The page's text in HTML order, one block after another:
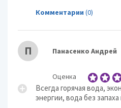
Комментарии (0)
П Панасенко Андрей
Оценка
Всегда горячая вода,
энергии, вода без запаха